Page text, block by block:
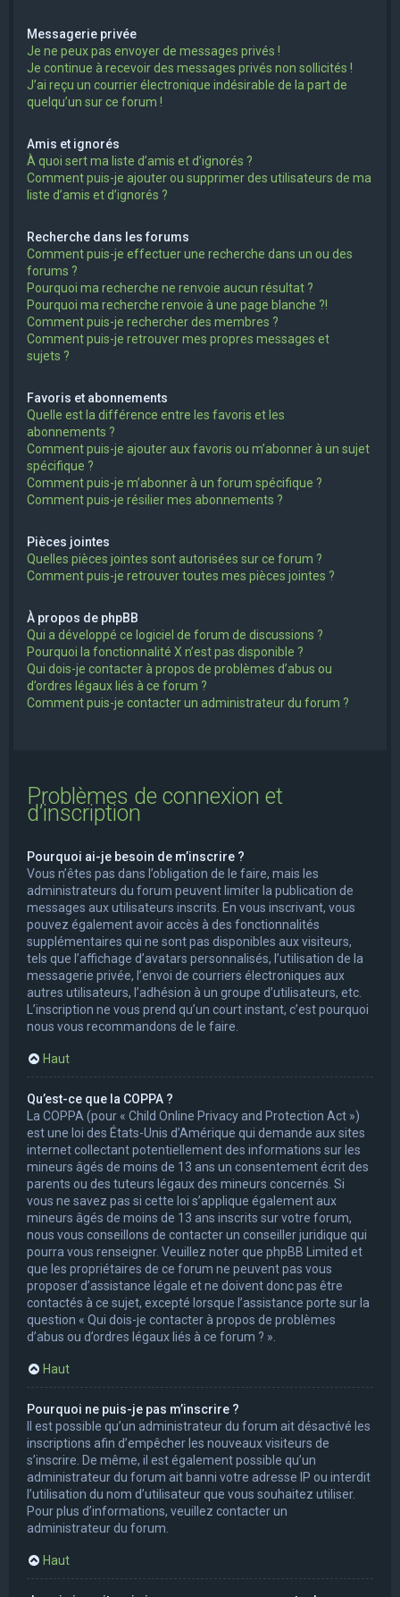
Messagerie privée
Je ne peux pas envoyer de messages privés !
Je continue à recevoir des messages privés non sollicités !
J’ai reçu un courrier électronique indésirable de la part de
quelqu’un sur ce forum !
Amis et ignorés
À quoi sert ma liste d’amis et d’ignorés ?
Comment puis-je ajouter ou supprimer des utilisateurs de ma
liste d’amis et d’ignorés ?
Recherche dans les forums
Comment puis-je effectuer une recherche dans un ou des
forums ?
Pourquoi ma recherche ne renvoie aucun résultat ?
Pourquoi ma recherche renvoie à une page blanche ?!
Comment puis-je rechercher des membres ?
Comment puis-je retrouver mes propres messages et
sujets ?
Favoris et abonnements
Quelle est la différence entre les favoris et les
abonnements ?
Comment puis-je ajouter aux favoris ou m’abonner à un sujet
spécifique ?
Comment puis-je m’abonner à un forum spécifique ?
Comment puis-je résilier mes abonnements ?
Pièces jointes
Quelles pièces jointes sont autorisées sur ce forum ?
Comment puis-je retrouver toutes mes pièces jointes ?
À propos de phpBB
Qui a développé ce logiciel de forum de discussions ?
Pourquoi la fonctionnalité X n’est pas disponible ?
Qui dois-je contacter à propos de problèmes d’abus ou
d’ordres légaux liés à ce forum ?
Comment puis-je contacter un administrateur du forum ?
Problèmes de connexion et
d’inscription
Pourquoi ai-je besoin de m’inscrire ?
Vous n’êtes pas dans l’obligation de le faire, mais les
administrateurs du forum peuvent limiter la publication de
messages aux utilisateurs inscrits. En vous inscrivant, vous
pouvez également avoir accès à des fonctionnalités
supplémentaires qui ne sont pas disponibles aux visiteurs,
tels que l’affichage d’avatars personnalisés, l’utilisation de la
messagerie privée, l’envoi de courriers électroniques aux
autres utilisateurs, l’adhésion à un groupe d’utilisateurs, etc.
L’inscription ne vous prend qu’un court instant, c’est pourquoi
nous vous recommandons de le faire.
Haut
Qu’est-ce que la COPPA ?
La COPPA (pour « Child Online Privacy and Protection Act »)
est une loi des États-Unis d’Amérique qui demande aux sites
internet collectant potentiellement des informations sur les
mineurs âgés de moins de 13 ans un consentement écrit des
parents ou des tuteurs légaux des mineurs concernés. Si
vous ne savez pas si cette loi s’applique également aux
mineurs âgés de moins de 13 ans inscrits sur votre forum,
nous vous conseillons de contacter un conseiller juridique qui
pourra vous renseigner. Veuillez noter que phpBB Limited et
que les propriétaires de ce forum ne peuvent pas vous
proposer d’assistance légale et ne doivent donc pas être
contactés à ce sujet, excepté lorsque l’assistance porte sur la
question « Qui dois-je contacter à propos de problèmes
d’abus ou d’ordres légaux liés à ce forum ? ».
Haut
Pourquoi ne puis-je pas m’inscrire ?
Il est possible qu’un administrateur du forum ait désactivé les
inscriptions afin d’empêcher les nouveaux visiteurs de
s’inscrire. De même, il est également possible qu’un
administrateur du forum ait banni votre adresse IP ou interdit
l’utilisation du nom d’utilisateur que vous souhaitez utiliser.
Pour plus d’informations, veuillez contacter un
administrateur du forum.
Haut